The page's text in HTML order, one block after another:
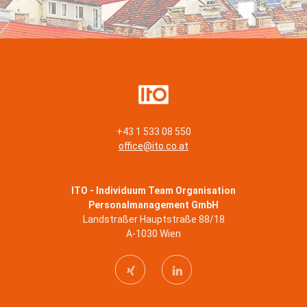
+43 1 533 08 550
office@ito.co.at
ITO - Individuum Team Organisation
Personalmanagement GmbH
Landstraßer Hauptstraße 88/18
A-1030 Wien